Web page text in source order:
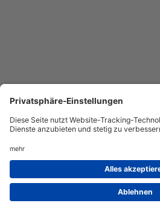
Datenschutz
Service
Impressum